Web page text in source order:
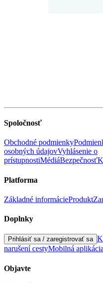
Spoločnosť
Obchodné podmienky
osobných údajovVyhlásenie o
prístupnostiMédiáBezpečnosť
Platforma
Základné informácieProdukt
Doplnky
Prihlásiť sa/ zaregistrovať sa
narušení cestyMobilná aplikácia
Objavte